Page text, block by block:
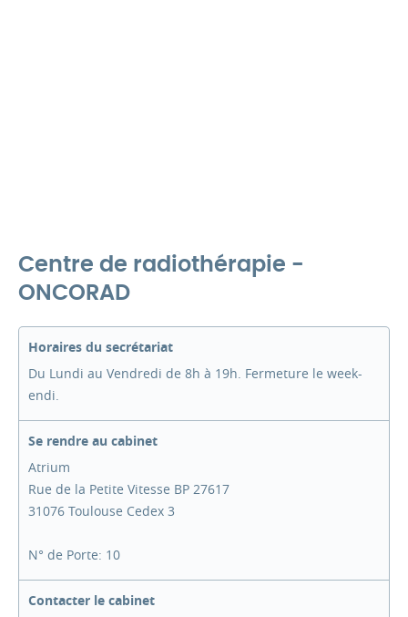
Centre de radiothérapie -
ONCORAD
Horaires du secrétariat
Du Lundi au Vendredi de 8h à 19h. Fermeture le week-
endi.
Se rendre au cabinet
Atrium
Rue de la Petite Vitesse BP 27617
31076 Toulouse Cedex 3
N° de Porte: 10
Contacter le cabinet